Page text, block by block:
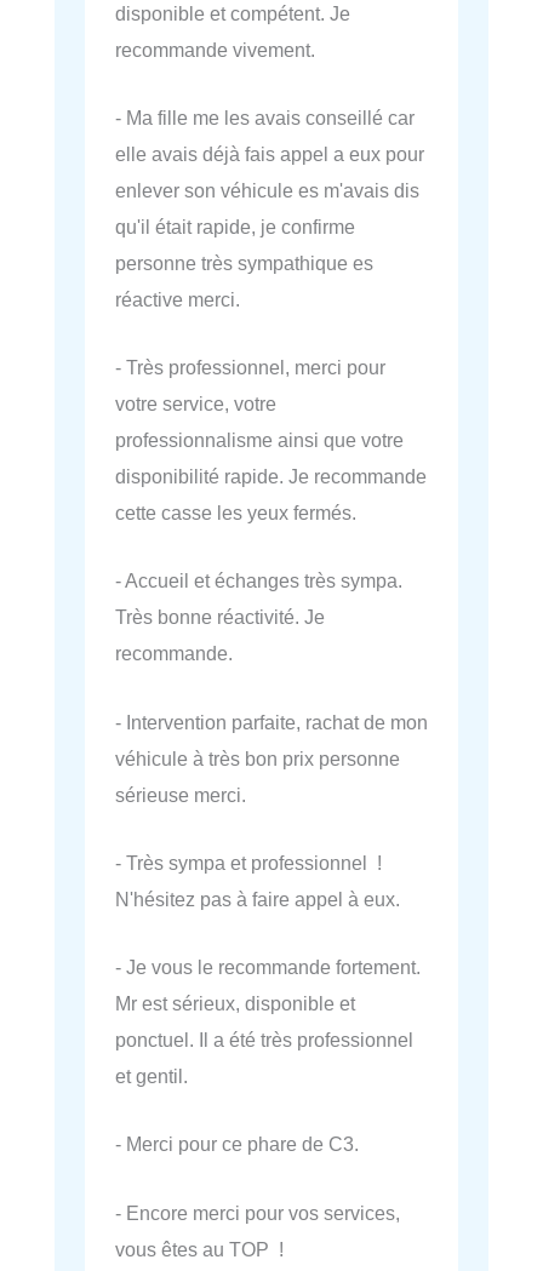
disponible et compétent. Je
recommande vivement.
- Ma fille me les avais conseillé car
elle avais déjà fais appel a eux pour
enlever son véhicule es m'avais dis
qu'il était rapide, je confirme
personne très sympathique es
réactive merci.
- Très professionnel, merci pour
votre service, votre
professionnalisme ainsi que votre
disponibilité rapide. Je recommande
cette casse les yeux fermés.
- Accueil et échanges très sympa.
Très bonne réactivité. Je
recommande.
- Intervention parfaite, rachat de mon
véhicule à très bon prix personne
sérieuse merci.
- Très sympa et professionnel !
N'hésitez pas à faire appel à eux.
- Je vous le recommande fortement.
Mr est sérieux, disponible et
ponctuel. Il a été très professionnel
et gentil.
- Merci pour ce phare de C3.
- Encore merci pour vos services,
vous êtes au TOP !